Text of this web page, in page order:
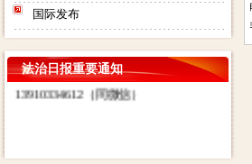
国际发布
法治日报重要通知
0200003509000184902 开户行：
北京工商银行望京支行营业部 其
他付款方式请致电广告部咨询电
话：01052869118
13910334612（同微信）
是多少 通拍卖公告电话联系
方式联系人地址在那
收公告登报流程费用
电话是多少联系人电